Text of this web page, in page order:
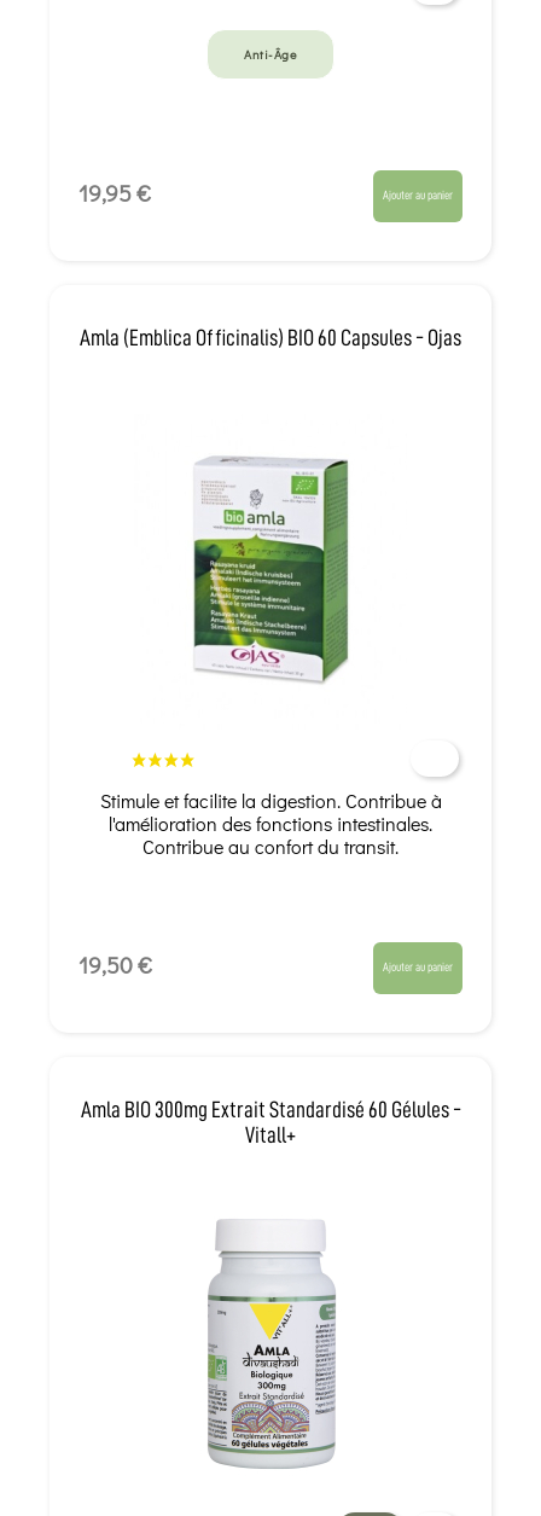
Anti-Âge
19,95 € Ajouter au panier
Amla (Emblica Officinalis) BIO 60 Capsules - Ojas
Stimule et facilite la digestion. Contribue à
l'amélioration des fonctions intestinales.
Contribue au confort du transit.
19,50 € Ajouter au panier
Amla BIO 300mg Extrait Standardisé 60 Gélules -
Vitall+